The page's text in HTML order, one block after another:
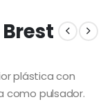
plástica con
como pulsador.